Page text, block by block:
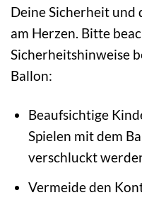
Deine Sicherheit und
am Herzen. Bitte
Sicherheitshinweise
Ballon:
Beaufsichtige
Spielen mit dem
verschluckt
Vermeide den